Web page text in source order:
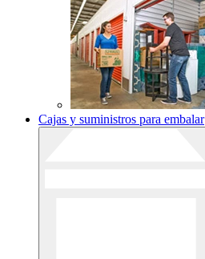
Cajas y suministros para embalar